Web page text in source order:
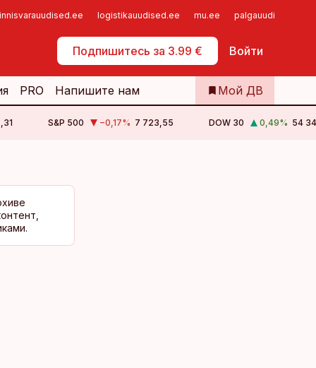
logistikauudised.ee mu.ee palgauudised.ee
Подпишитесь за 3.99 € Войти
Самообслуживание
PRO Напишите нам Мой ДВ
S&P 500 −0,17% 7 723,55 DOW 30 0,49% 54